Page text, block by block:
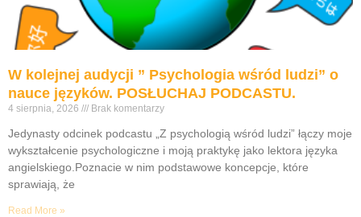
W kolejnej audycji ” Psychologia wśród ludzi” o
nauce języków. POSŁUCHAJ PODCASTU.
4 sierpnia, 2026 Brak komentarzy
Jedynasty odcinek podcastu „Z psychologią wśród ludzi” łączy moje
wykształcenie psychologiczne i moją praktykę jako lektora języka
angielskiego.Poznacie w nim podstawowe koncepcje, które
sprawiają, że
Read More »